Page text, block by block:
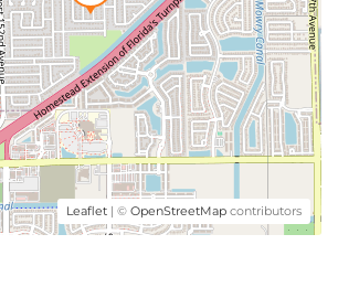
Leaflet | © OpenStreetMap contributors